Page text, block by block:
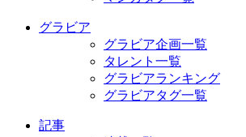
グラビア
グラビア企画一覧
タレント一覧
グラビアランキング
グラビアタグ一覧
記事